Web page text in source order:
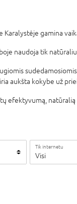
gamina
naudoja tik
aukšta kokybe už
efektyvumą,
Tik internetu
Visi